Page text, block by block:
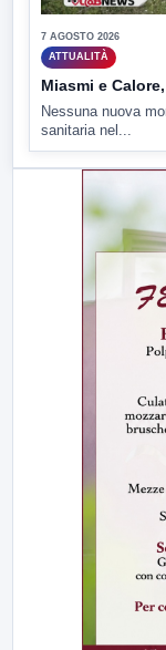
7 AGOSTO 2026
ATTUALITÀ
Miasmi e
Nessuna nuova
sanitaria nel...